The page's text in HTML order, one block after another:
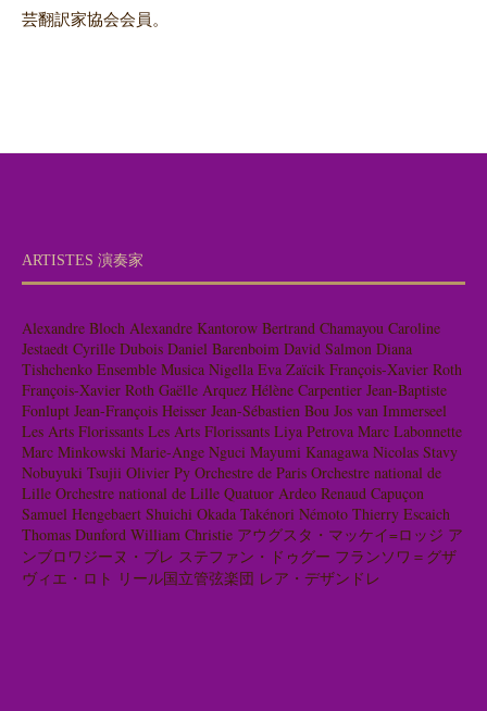
芸翻訳家協会会員。
ARTISTES 演奏家
Alexandre Bloch Alexandre Kantorow Bertrand Chamayou Caroline
Jestaedt Cyrille Dubois Daniel Barenboim David Salmon Diana
Tishchenko Ensemble Musica Nigella Eva Zaïcik François-Xavier Roth
François-Xavier Roth Gaëlle Arquez Hélène Carpentier Jean-Baptiste
Fonlupt Jean-François Heisser Jean-Sébastien Bou Jos van Immerseel
Les Arts Florissants Les Arts Florissants Liya Petrova Marc Labonnette
Marc Minkowski Marie-Ange Nguci Mayumi Kanagawa Nicolas Stavy
Nobuyuki Tsujii Olivier Py Orchestre de Paris Orchestre national de
Lille Orchestre national de Lille Quatuor Ardeo Renaud Capuçon
Samuel Hengebaert Shuichi Okada Takénori Némoto Thierry Escaich
Thomas Dunford William Christie アウグスタ・マッケイ=ロッジ ア
ンブロワジーヌ・ブレ ステファン・ドゥグー フランソワ＝グザ
ヴィエ・ロト リール国立管弦楽団 レア・デザンドレ